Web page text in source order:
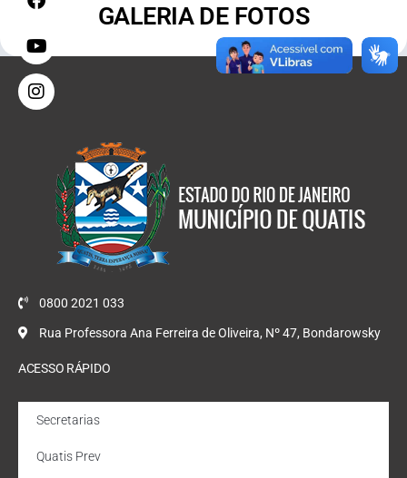
GALERIA DE FOTOS
0800 2021 033
Rua Professora Ana Ferreira de Oliveira, Nº 47, Bondarowsky
ACESSO RÁPIDO
Secretarias
Quatis Prev